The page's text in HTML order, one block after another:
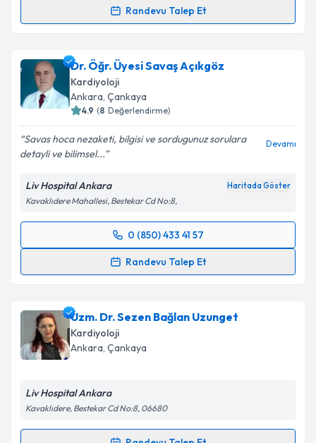
Randevu Talep Et
takvim hazırlandığında e-posta ile bilgilendireceğiz.
E-posta Adresiniz
kapsamda işlenmesini kabul ediyorum.
Takvim Talebini Gönder
Dr. Öğr. Üyesi Savaş Açıkgöz
Kardiyoloji
Ankara, Çankaya
4.9 (8 Değerlendirme)
Savas hoca nezaketi, bilgisi ve sordugunuz sorulara
detayli ve bilimsel...
Devamı
Liv Hospital Ankara Haritada Göster
Kavaklıdere Mahallesi, Bestekar Cd No:8,
0 (850) 433 41 57
Randevu Talep Et
Randevu Takvimi Talebi
için bir takvim hazırlandığında e-posta ile
bilgilendireceğiz.
E-posta Adresiniz
Kişisel verilerimin işlenmesine ilişkinAydınlatma
Uzm. Dr. Sezen Bağlan Uzunget
Kardiyoloji
Ankara, Çankaya
Liv Hospital Ankara
Kavaklıdere, Bestekar Cd No:8, 06680